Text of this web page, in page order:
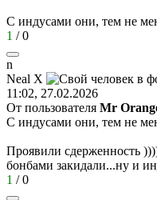
С индусами они, тем не
1 /0
n
Neal X
11:02, 27.02.2026
От пользователя Мr
С индусами они, тем не
Проявили сдерженность
бонбами закидали...ну и
1 /0